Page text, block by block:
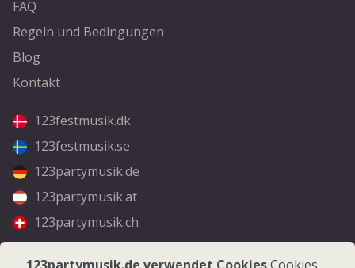
FAQ
Regeln und Bedingungen
Blog
Kontakt
123festmusik.dk
123festmusik.se
123partymusik.de
123partymusik.at
123partymusik.ch
Folgen Sie uns